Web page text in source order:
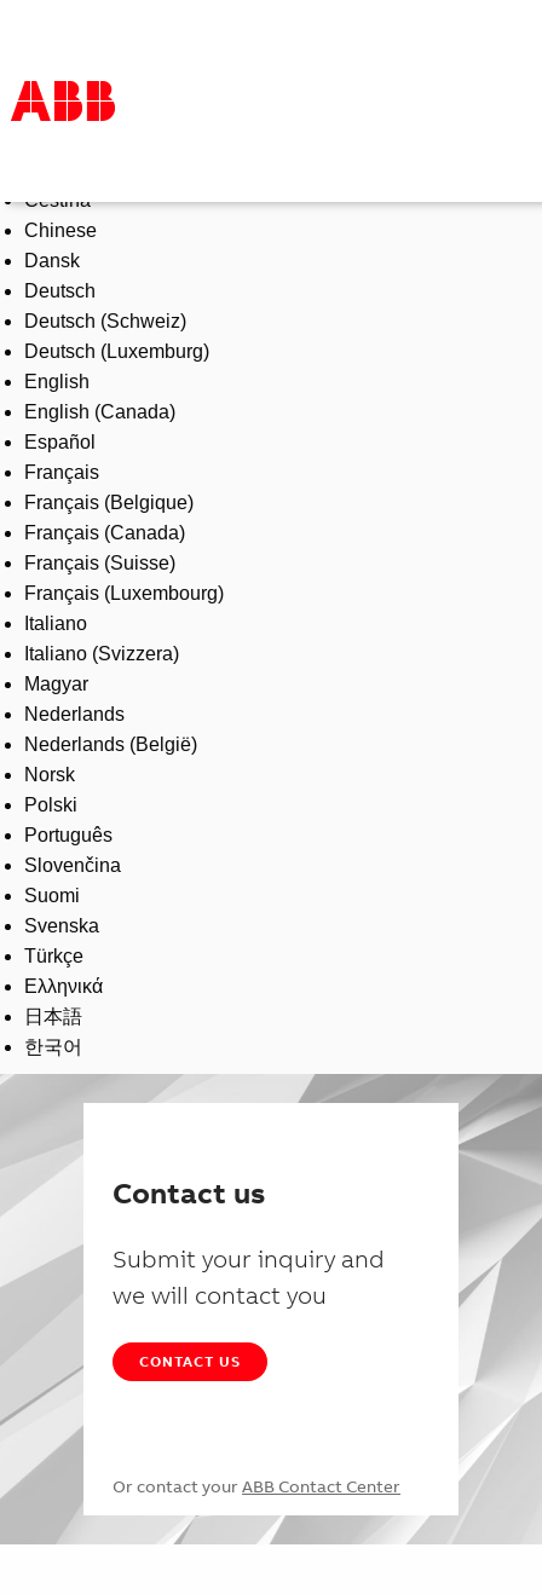
Products & Solutions
Industries
Services
About us
Where to buy
Contact us
Careers
Čeština
Chinese
Dansk
Deutsch
Deutsch (Schweiz)
Deutsch (Luxemburg)
English
English (Canada)
Español
Français
Français (Belgique)
Français (Canada)
Français (Suisse)
Français (Luxembourg)
Italiano
Italiano (Svizzera)
Magyar
Nederlands
Nederlands (België)
Norsk
Polski
Português
Slovenčina
Suomi
Svenska
Türkçe
Ελληνικά
日本語
한국어
Contact us
Submit your inquiry and
we will contact you
CONTACT US
Or contact your ABB Contact Center